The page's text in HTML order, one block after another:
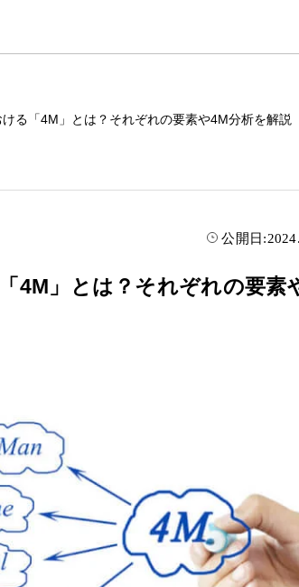
る「4M」とは？それぞれの要素や4M分析を解説
公開日:
4M」とは？それぞれの要素